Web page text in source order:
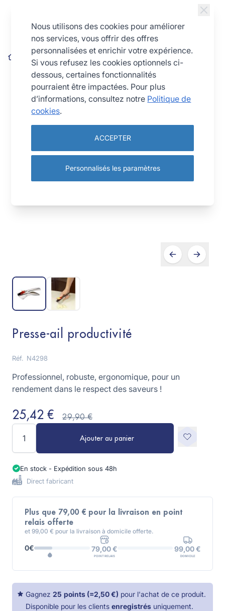
Presse-ail productivité
Presse-ail productivité
Réf. N4298
Professionnel, robuste, ergonomique, pour un
rendement dans le respect des saveurs !
25,42 € 29,90 €
Ajouter au panier
En stock - Expédition sous 48h
Direct fabricant
Plus que 79,00 € pour la livraison en point
relais offerte
et 99,00 € pour la livraison à domicile offerte.
0€ 79,00 €
POINT RELAIS
99,00 €
DOMICILE
Gagnez 25 points (=2,50 €) pour l'achat de ce produit.
Disponible pour les clients enregistrés uniquement.
Nous utilisons des cookies pour améliorer
nos services, vous offrir des offres
personnalisées et enrichir votre expérience.
Si vous refusez les cookies optionnels ci-
dessous, certaines fonctionnalités
pourraient être impactées. Pour plus
d’informations, consultez notre Politique de
cookies.
ACCEPTER
Personnalisés les paramètres